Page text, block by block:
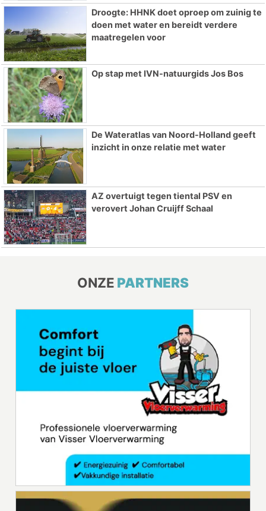
Droogte: HHNK doet oproep om zuinig te
doen met water en bereidt verdere
maatregelen voor
Op stap met IVN-natuurgids Jos Bos
De Wateratlas van Noord-Holland geeft
inzicht in onze relatie met water
AZ overtuigt tegen tiental PSV en
verovert Johan Cruijff Schaal
ONZE PARTNERS